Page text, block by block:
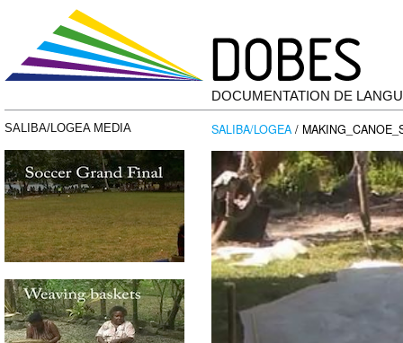
DOCUMENTATION DE
SALIBA/LOGEA MEDIA SALIBA/LOGEA /
Lecteur
vidéo